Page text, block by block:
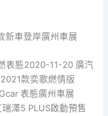
新車登岸廣州車展
表態2020-11-20 廣汽
款奕歌燃情版
表態廣州車展
澤5 PLUS啟動預售